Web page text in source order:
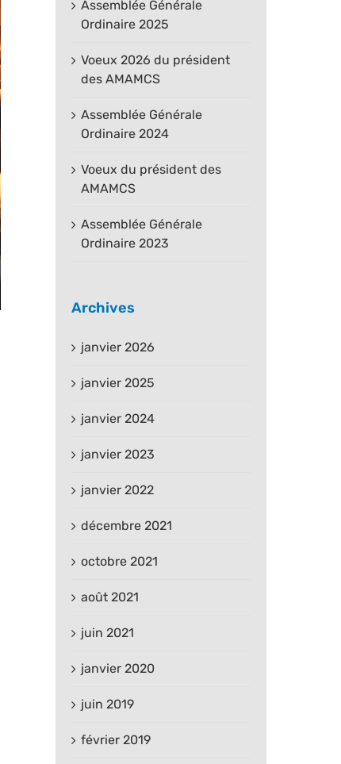
Assemblée Générale
Ordinaire 2025
Voeux 2026 du président
des AMAMCS
Assemblée Générale
Ordinaire 2024
Voeux du président des
AMAMCS
Assemblée Générale
Ordinaire 2023
Archives
janvier 2026
janvier 2025
janvier 2024
janvier 2023
janvier 2022
décembre 2021
octobre 2021
août 2021
juin 2021
janvier 2020
juin 2019
février 2019